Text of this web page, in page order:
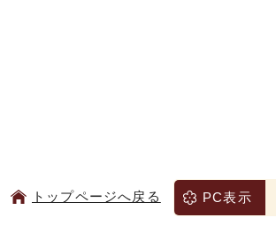
トップページへ戻る PC表示